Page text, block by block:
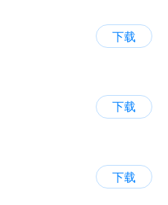
下载
下载
下载